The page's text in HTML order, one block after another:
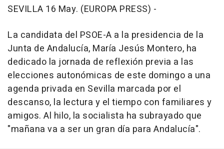
SEVILLA 16 May. (EUROPA PRESS) -
La candidata del PSOE-A a la presidencia de la
Junta de Andalucía, María Jesús Montero, ha
dedicado la jornada de reflexión previa a las
elecciones autonómicas de este domingo a una
agenda privada en Sevilla marcada por el
descanso, la lectura y el tiempo con familiares y
amigos. Al hilo, la socialista ha subrayado que
"mañana va a ser un gran día para Andalucía".